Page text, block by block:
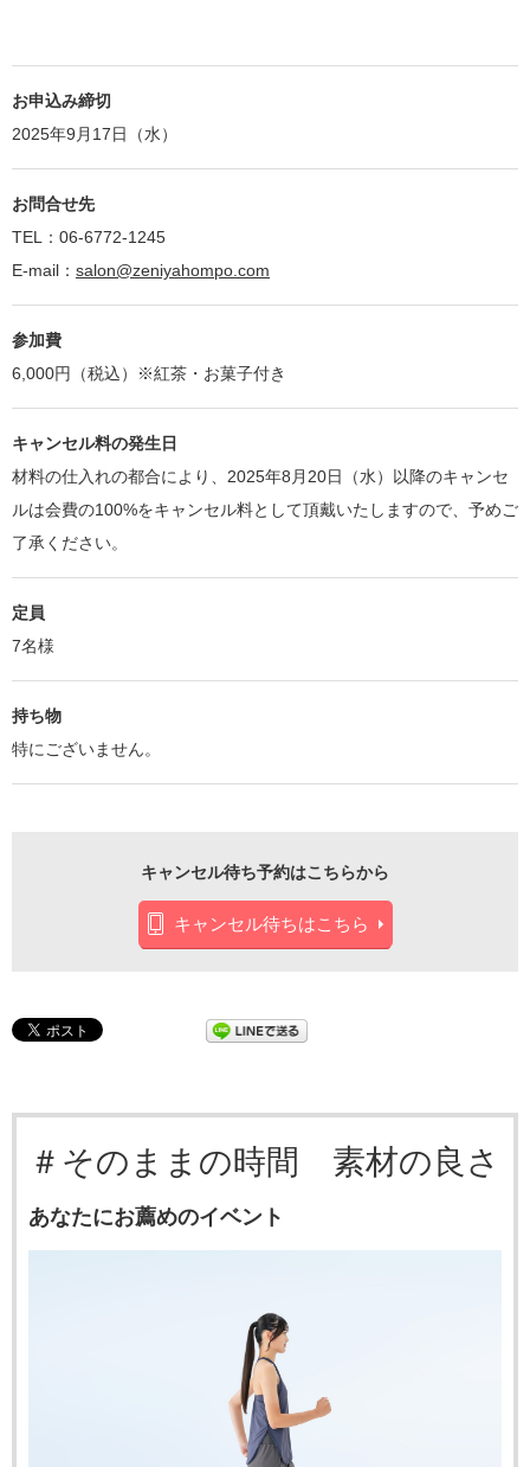
お申込み締切
2025年9月17日（水）
お問合せ先
TEL：06-6772-1245
E-mail： salon@zeniyahompo.com
参加費
6,000円（税込）※紅茶・お菓子付き
キャンセル料の発生日
材料の仕入れの都合により、2025年8月20日（水）以降のキャンセ
ルは会費の100%をキャンセル料として頂戴いたしますので、予めご
了承ください。
定員
7名様
持ち物
特にございません。
キャンセル待ち予約はこちらから
キャンセル待ちはこちら
＃そのままの時間 素材の良さ
あなたにお薦めのイベント